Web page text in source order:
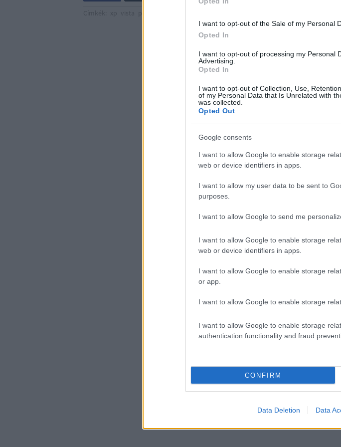
I want to opt-out of the Sale of my Personal
Opted In
I want to opt-out of processing my Personal
Advertising.
Opted In
I want to opt-out of Collection, Use,
of my Personal Data that Is Unrelated with
was collected.
Opted Out
Google consents
I want to allow Google to enable storage
web or device identifiers in apps.
I want to allow my user data to be sent to
purposes.
I want to allow Google to send me
I want to allow Google to enable storage
web or device identifiers in apps.
I want to allow Google to enable storage
or app.
I want to allow Google to enable storage
I want to allow Google to enable storage
authentication functionality and fraud
CONFIRM
Data Deletion Data